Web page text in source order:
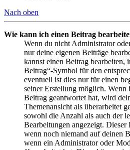
Nach oben
Wie kann ich einen Beitrag
Wenn du nicht Administrator
nur deine eigenen Beiträge
kannst einen Beitrag bearbeiten,
Beitrag“-Symbol für den
eventuell ist dies nur für einen
seiner Erstellung möglich. Wenn
Beitrag geantwortet hat, wird
Themenansicht als überarbeitet
sowohl die Anzahl als auch der
Bearbeitungen angezeigt.
wenn noch niemand auf deinen
wenn ein Administrator oder